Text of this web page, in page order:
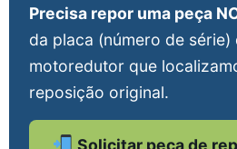
Precisa repor uma peça
da placa (número de
motoredutor que
reposição original.
Solicitar peça de